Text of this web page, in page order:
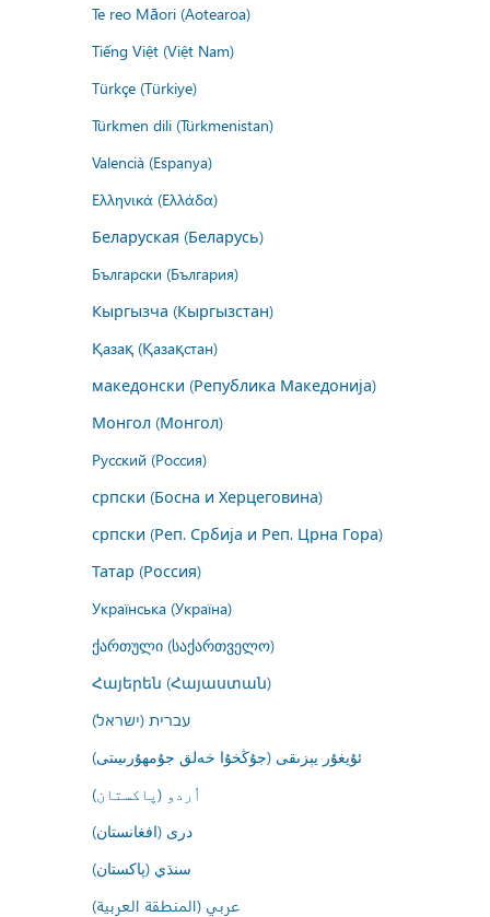
Te reo Māori (Aotearoa)
Tiếng Việt (Việt Nam)
Türkçe (Türkiye)
Türkmen dili (Türkmenistan)
Valencià (Espanya)
Ελληνικά (Ελλάδα)
Беларуская (Беларусь)
Български (България)
Кыргызча (Кыргызстан)
Қазақ (Қазақстан)
македонски (Република Македонија)
Монгол (Монгол)
Русский (Россия)
српски (Босна и Херцеговина)
српски (Реп. Србија и Реп. Црна Гора)
Татар (Россия)
Українська (Україна)
ქართული (საქართველო)
Հայերեն (Հայաստան)
עברית (ישראל)
ئۇيغۇر يېزىقى (جۇڭخۇا خەلق جۇمھۇرىيىتى)
اُردو (پاکستان)
درى (افغانستان)
سنڌي (پاکستان)
عربي (المنطقة العربية)